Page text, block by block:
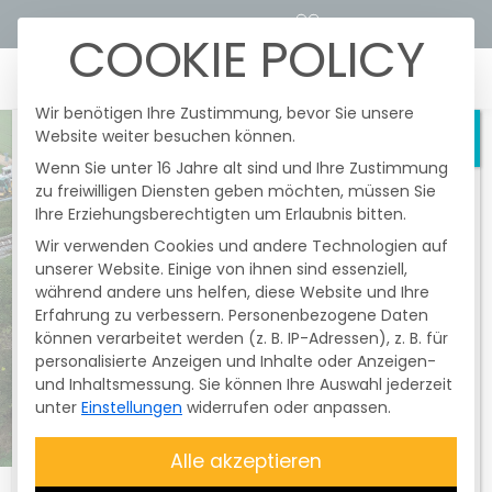
STROMTARIFRECHNER KUNDENPORTALE
Heute fanden im Netzgebiert der
Überlandzentrale Wörth/I.-Altheim Netz
AGnochmalsgesetzlich vorgeschriebene
und unangekündigteTestschaltungen
der Funkrundsteuerempfänger (FRE) statt.
Davon betroffen waren nur
Erzeugungsanlagen mit einer Größe
über 25 kWp bis 99,99 kWp. Diese
Testschaltung istnicht
entschädigungsfähig . Die Anlagen
wurden zum Abschluss des Testes wieder
100 % geregelt. Bitte überprüfen Sie,
ob IhreAnlage Energie produziert.
COOKIE POLICY
Wir benötigen Ihre Zustimmung, bevor Sie unsere
Website weiter besuchen können.
Wenn Sie unter 16 Jahre alt sind und Ihre Zustimmung
zu freiwilligen Diensten geben möchten, müssen Sie
Ihre Erziehungsberechtigten um Erlaubnis bitten.
Wir verwenden Cookies und andere Technologien auf
unserer Website. Einige von ihnen sind essenziell,
während andere uns helfen, diese Website und Ihre
Erfahrung zu verbessern. Personenbezogene Daten
können verarbeitet werden (z. B. IP-Adressen), z. B. für
personalisierte Anzeigen und Inhalte oder Anzeigen-
und Inhaltsmessung. Sie können Ihre Auswahl jederzeit
unter Einstellungen widerrufen oder anpassen.
Alle akzeptieren